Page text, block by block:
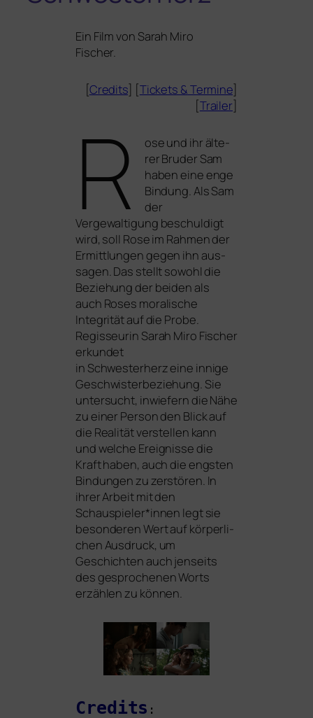
Ein Film von Sarah Miro
Fischer.
[Credits] [Tickets &Termine]
[Trailer]
R
ose und ihr älte­
rer Bruder Sam
haben eine enge
Bindung. Als Sam
der
Vergewaltigung beschul­digt
wird, soll Rose im Rahmen der
Ermittlungen gegen ihn aus­
sa­gen. Das stellt sowohl die
Beziehung der bei­den als
auch Roses mora­li­sche
Integrität auf die Probe.
Regisseurin Sarah Miro Fischer
erkun­det
in Schwesterherzeine inni­ge
Geschwisterbeziehung. Sie
unter­sucht, inwie­fern die Nähe
zu einer Person den Blick auf
die Realität ver­stel­len kann
und wel­che Ereignisse die
Kraft haben, auch die engs­ten
Bindungen zu zer­stö­ren. In
ihrer Arbeit mit den
Schauspieler*innen legt sie
beson­de­ren Wert auf kör­per­li­
chen Ausdruck, um
Geschichten auch jen­seits
des gespro­che­nen Worts
erzäh­len zu können.
Credits :